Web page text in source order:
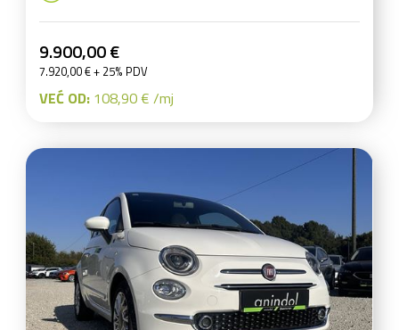
9.900,00 €
7.920,00 € + 25% PDV
VEĆ OD: 108,90 € /mj